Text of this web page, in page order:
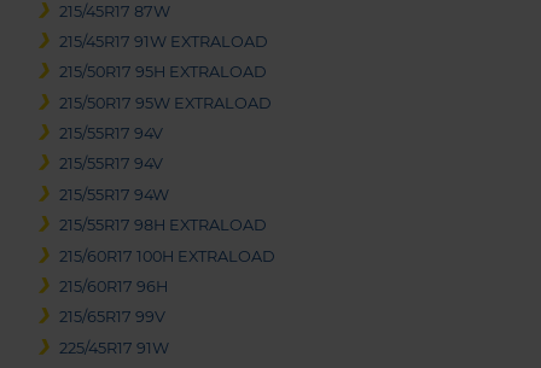
215/45R17 87W
215/45R17 91W EXTRALOAD
215/50R17 95H EXTRALOAD
215/50R17 95W EXTRALOAD
215/55R17 94V
215/55R17 94V
215/55R17 94W
215/55R17 98H EXTRALOAD
215/60R17 100H EXTRALOAD
215/60R17 96H
215/65R17 99V
225/45R17 91W